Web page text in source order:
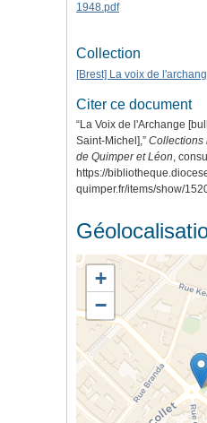
Collection
[Brest] La voix de
Citer ce document
“La Voix de l'Archange
Saint-Michel],” Collections
de Quimper et Léon,
https://
quimper.fr/items/show/
+
−